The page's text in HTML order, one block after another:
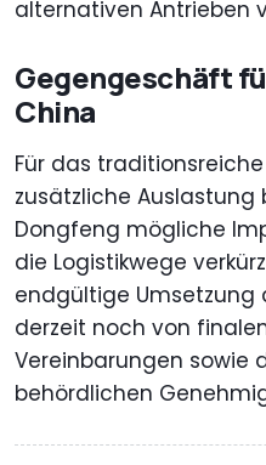
alternativen Antrieben
Gegengeschäft
China
Für das
zusätzliche
Dongfeng mögliche
die Logistikwege
endgültige Umsetzung
derzeit noch von
Vereinbarungen sowie
behördlichen